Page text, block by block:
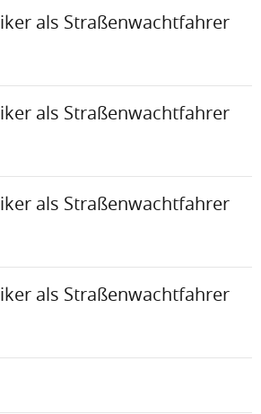
als Straßenwachtfahrer
als Straßenwachtfahrer
als Straßenwachtfahrer
als Straßenwachtfahrer